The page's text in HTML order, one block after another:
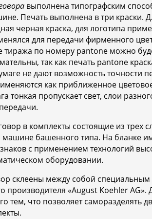
выполнена типографским
Печать выполнена в три краски.
черная краска, для логотипа
для передачи фирменного
по номеру pantone можно
так как печать pantone
не дают возможность точности
как приближенное
тонкая пропускает свет, слои
в комплекты состоящие из трех
башенного типа. На бланке
с применением технологий
оборудовании.
склеены между собой
производителя «August Koehler
тем, что позволяет саморазделять